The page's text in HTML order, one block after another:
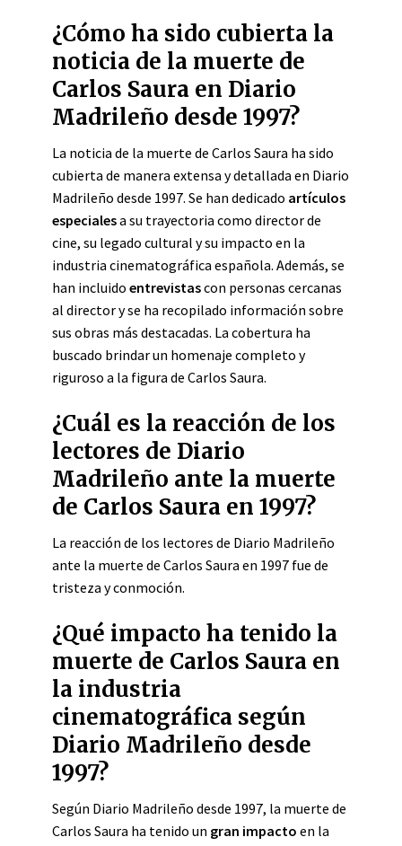
¿Cómo ha sido cubierta la
noticia de la muerte de
Carlos Saura en Diario
Madrileño desde 1997?
La noticia de la muerte de Carlos Saura ha sido
cubierta de manera extensa y detallada en Diario
Madrileño desde 1997. Se han dedicado artículos
especialesa su trayectoria como director de
cine, su legado cultural y su impacto en la
industria cinematográfica española. Además, se
han incluido entrevistascon personas cercanas
al director y se ha recopilado información sobre
sus obras más destacadas. La cobertura ha
buscado brindar un homenaje completo y
riguroso a la figura de Carlos Saura.
¿Cuál es la reacción de los
lectores de Diario
Madrileño ante la muerte
de Carlos Saura en 1997?
La reacción de los lectores de Diario Madrileño
ante la muerte de Carlos Saura en 1997 fue de
tristeza y conmoción.
¿Qué impacto ha tenido la
muerte de Carlos Saura en
la industria
cinematográfica según
Diario Madrileño desde
1997?
Según Diario Madrileño desde 1997, la muerte de
Carlos Saura ha tenido un gran impacto en la